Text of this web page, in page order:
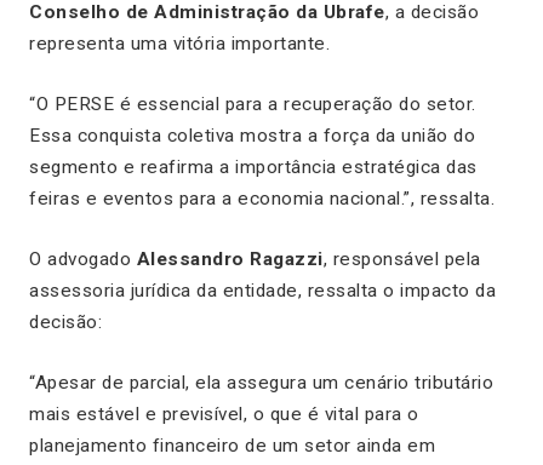
Conselho de Administração da Ubrafe, a decisão
representa uma vitória importante.
“O PERSE é essencial para a recuperação do setor.
Essa conquista coletiva mostra a força da união do
segmento e reafirma a importância estratégica das
feiras e eventos para a economia nacional.”, ressalta.
O advogado Alessandro Ragazzi, responsável pela
assessoria jurídica da entidade, ressalta o impacto da
decisão:
“Apesar de parcial, ela assegura um cenário tributário
mais estável e previsível, o que é vital para o
planejamento financeiro de um setor ainda em